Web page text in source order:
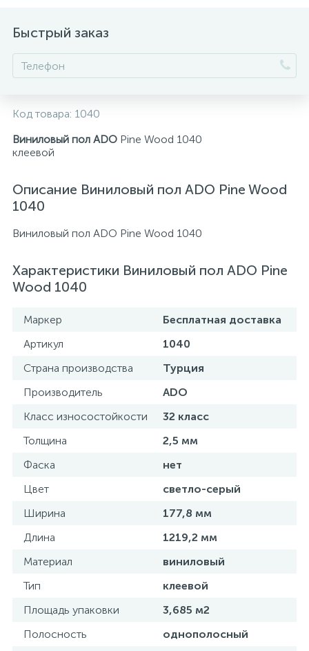
Быстрый заказ
Код товара: 1040
Виниловый пол ADO Pine Wood 1040
клеевой
Описание Виниловый пол ADO Pine Wood
1040
Виниловый пол ADO Pine Wood 1040
Характеристики Виниловый пол ADO Pine
Wood 1040
Маркер
Бесплатная доставка
Артикул
1040
Страна производства
Турция
Производитель
ADO
Класс износостойкости
32 класс
Толщина
2,5 мм
Фаска
нет
Цвет
светло-серый
Ширина
177,8 мм
Длина
1219,2 мм
Материал
виниловый
Тип
клеевой
Площадь упаковки
3,685 м2
Полосность
однополосный